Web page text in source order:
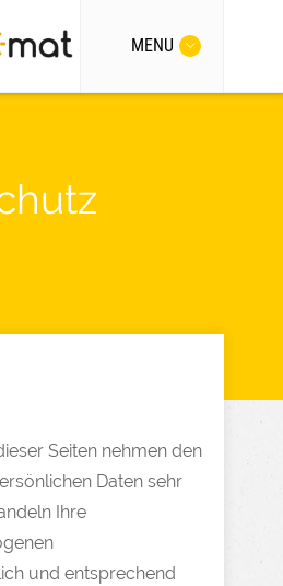
MENU
Seiten nehmen den
Daten sehr
Ihre
und entsprechend